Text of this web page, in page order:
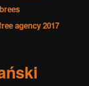
agency 2017